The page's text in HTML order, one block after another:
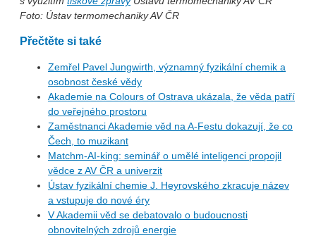
Foto: Ústav termomechaniky AV ČR
Přečtěte si také
Zemřel Pavel Jungwirth, významný fyzikální chemik a
osobnost české vědy
Akademie na Colours of Ostrava ukázala, že věda patří
do veřejného prostoru
Zaměstnanci Akademie věd na A-Festu dokazují, že co
Čech, to muzikant
Matchm-AI-king: seminář o umělé inteligenci propojil
vědce z AV ČR a univerzit
Ústav fyzikální chemie J. Heyrovského zkracuje název
a vstupuje do nové éry
V Akademii věd se debatovalo o budoucnosti
obnovitelných zdrojů energie